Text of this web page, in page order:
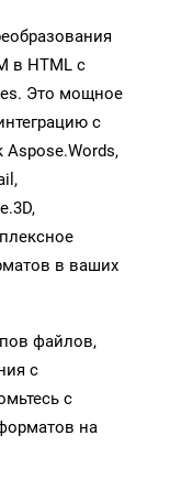
в HTML с
Это мощное
с
Aspose.Words,
в ваших
файлов,
с
с
на